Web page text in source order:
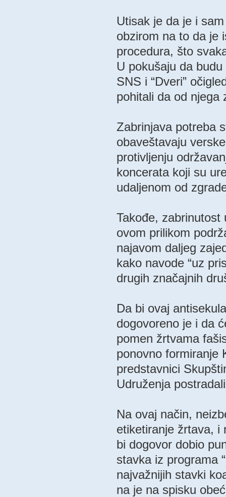
Utisak je da je i
obzirom na to da je
procedura, što
U pokušaju da
SNS i “Dveri”
pohitali da od njega
Zabrinjava potreba
obaveštavaju
protivljenju
koncerata koji su
udaljenom od
Takođe, zabrinutost
ovom prilikom
najavom daljeg
kako navode “uz
drugih značajnih
Da bi ovaj
dogovoreno je i da
pomen žrtvama
ponovno formiranje
predstavnici
Udruženja
Na ovaj način,
etiketiranje žrtava, i
bi dogovor dobio
stavka iz programa
najvažnijih stavki
na je na spisku